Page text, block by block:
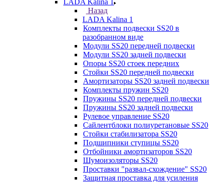
LADA Kalina 1
Назад
LADA Kalina 1
Комплекты подвески SS20 в
разобранном виде
Модули SS20 передней подвески
Модули SS20 задней подвески
Опоры SS20 стоек передних
Стойки SS20 передней подвески
Амортизаторы SS20 задней подвески
Комплекты пружин SS20
Пружины SS20 передней подвески
Пружины SS20 задней подвески
Рулевое управление SS20
Сайлентблоки полиуретановые SS20
Стойки стабилизатора SS20
Подшипники ступицы SS20
Отбойники амортизаторов SS20
Шумоизоляторы SS20
Проставки "развал-схождение" SS20
Защитная проставка для усиления